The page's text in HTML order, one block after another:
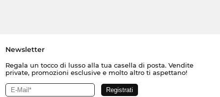
Newsletter
Regala un tocco di lusso alla tua casella di posta. Vendite
private, promozioni esclusive e molto altro ti aspettano!